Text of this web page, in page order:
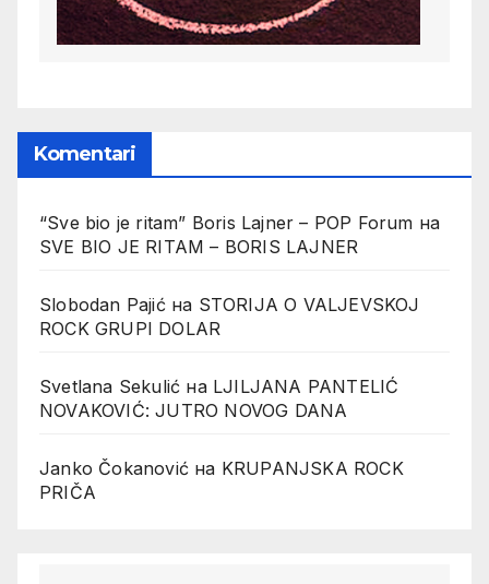
Komentari
“Sve bio je ritam” Boris Lajner – POP Forum на
SVE BIO JE RITAM – BORIS LAJNER
Slobodan Pajićна STORIJA O VALJEVSKOJ
ROCK GRUPI DOLAR
Svetlana Sekulić на LJILJANA PANTELIĆ
NOVAKOVIĆ: JUTRO NOVOG DANA
Janko Čokanović на KRUPANJSKA ROCK
PRIČA